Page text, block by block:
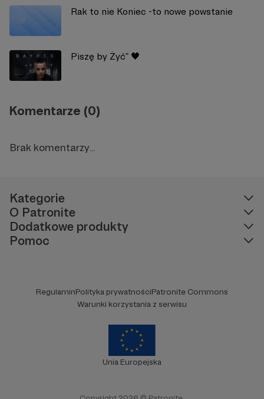
Rak to nie Koniec -to nowe powstanie
Piszę by Żyć” 🖤
Komentarze (0)
Brak komentarzy...
Kategorie
O Patronite
Dodatkowe produkty
Pomoc
RegulaminPolityka prywatnościPatronite Commons
Warunki korzystania z serwisu
Unia Europejska